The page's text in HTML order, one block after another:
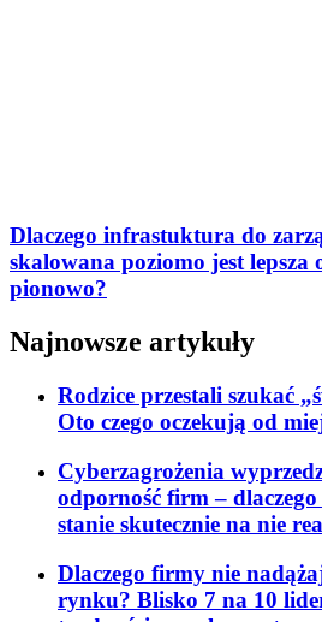
Dlaczego infrastuktura do
skalowana poziomo jest lepsza
pionowo?
Najnowsze artykuły
Rodzice przestali szukać
Oto czego oczekują od
Cyberzagrożenia
odporność firm –
stanie skutecznie na nie
Dlaczego firmy nie
rynku? Blisko 7 na 10